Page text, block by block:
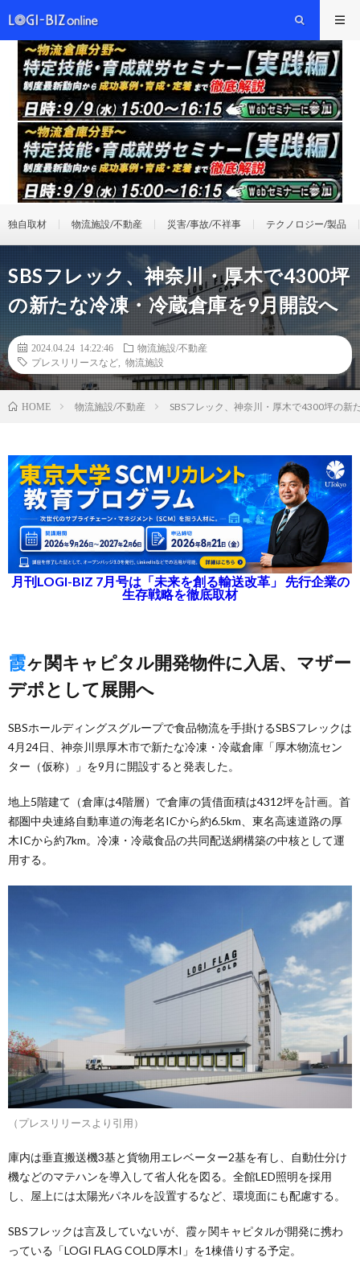
独自取材 物流施設/不動産 災害/事故/不祥事 テクノロジー/製品
SBSフレック、神奈川・厚木で4300坪
の新たな冷凍・冷蔵倉庫を9月開設へ
2024.04.24 14:22:46
物流施設/不動産
プレスリリースなど
物流施設
HOME 物流施設/不動産 SBSフレック、神奈川・厚木で4300坪の新
月刊LOGI-BIZ 7月号は「未来を創る輸送改革」 先行企業の
生存戦略を徹底取材
霞ヶ関キャピタル開発物件に入居、マザー
デポとして展開へ
SBSホールディングスグループで食品物流を手掛けるSBSフレックは
4月24日、神奈川県厚木市で新たな冷凍・冷蔵倉庫「厚木物流セン
ター（仮称）」を9月に開設すると発表した。
地上5階建て（倉庫は4階層）で倉庫の賃借面積は4312坪を計画。首
都圏中央連絡自動車道の海老名ICから約6.5km、東名高速道路の厚
木ICから約7km。冷凍・冷蔵食品の共同配送網構築の中核として運
用する。
（プレスリリースより引用）
庫内は垂直搬送機3基と貨物用エレベーター2基を有し、自動仕分け
機などのマテハンを導入して省人化を図る。全館LED照明を採用
し、屋上には太陽光パネルを設置するなど、環境面にも配慮する。
SBSフレックは言及していないが、霞ヶ関キャピタルが開発に携わ
っている「LOGI FLAG COLD厚木I」を1棟借りする予定。